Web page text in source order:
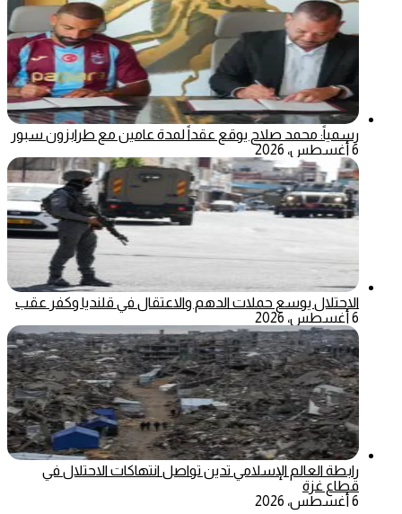
رسمياً: محمد صلاح يوقع عقداً لمدة عامين مع طرابزون سبور
6 أغسطس، 2026
الاحتلال يوسع حملات الدهم والاعتقال في قلنديا وكفر عقب
6 أغسطس، 2026
رابطة العالم الإسلامي تدين تواصل انتهاكات الاحتلال في
قطاع غزة
6 أغسطس، 2026